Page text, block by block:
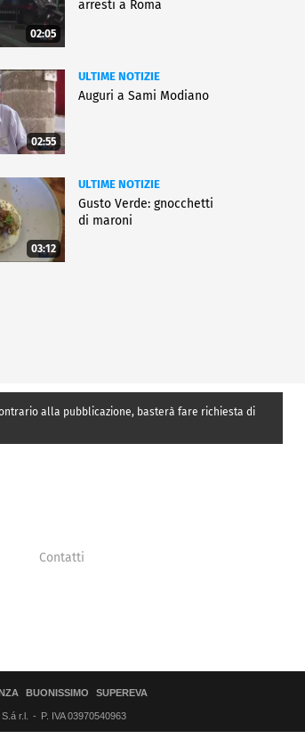
02:05
arresti a Roma
02:55
ULTIME NOTIZIE
Auguri a Sami Modiano
03:12
ULTIME NOTIZIE
Gusto Verde: gnocchetti
di maroni
alla pubblicazione, basterà fare richiesta di
Contatti
BUONISSIMO SUPEREVA
r.l. P. IVA 03970540963